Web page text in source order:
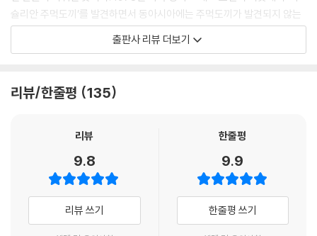
로 써야겠다며 나에게 먼저 자라고 하시고는 단동의 밤하늘을 산책하겠다
고 나가셨다. 그리고 아침에 일어나보니 원고지에 시가 한 편 쓰여 있었다.
제목은 ‘강은 가르지 않고, 막지 않는다’였다.
--- p.212
미칠 것 같았다. 말수가 적은 이종구 화백이 못내 한 마디를 던졌다.
슐리안 주먹도끼’를 발견하면서 동아시아에는 주먹도끼가 발견되지 않는
다는 기존 학설이 뒤집혔다. 이후 유적 전체가 공원으로 조성되고 전곡선
사박물관이 들어서면서 이곳은 우리 구석기시대를 대표하는 유적이자 배
서는 전국에 분포한 유적 중에서도 유물이 풍성하게 출토되어 역사적 가치
한다. 신석기인들의 식생활과 주거 환경을 보여주는 이 조개더미에서는 빗
살무늬토기, 덧띠무늬토기, 조개 가면 등이 출토되어 과거를 전하고 있다.
유적이 있는 영도의 유래와 내력뿐 아니라 부산의 대표적인 유적지와 박물
관도 소개하는데, 『나의 문화유산답사기』에서 부산을 다룬 것은 놀랍게도
출판사 리뷰 더보기
리뷰/한줄평 135
리뷰
9.8
리뷰 쓰기
한줄평
9.9
한줄평 쓰기